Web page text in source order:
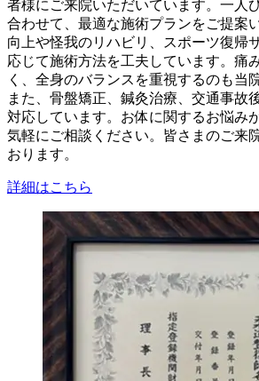
者様にご来院いただいています。一人
合わせて、最適な施術プランをご提案
向上や怪我のリハビリ、スポーツ復帰
応じて施術方法を工夫しています。痛
く、全身のバランスを重視するのも当
また、骨盤矯正、鍼灸治療、交通事故
対応しています。お体に関するお悩み
気軽にご相談ください。皆さまのご来
おります。
詳細はこちら